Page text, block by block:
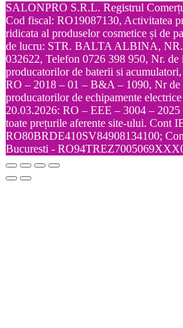
SALONPRO S.R.L. Registrul
Cod fiscal: RO19087130, Activitatea
ridicata al produselor cosmetice și de
de lucru: STR. BALTA ALBINA,
032622, Telefon 0726 398 950, Nr. de
producatorilor de baterii si
RO – 2018 – 01 – B&A – 1090, Nr de
producatorilor de echipamente
20.03.2026: RO – EEE – 3004 – 2025
toate prețurile aferente site-ului. Cont
RO80BRDE410SV84908134100;
Bucuresti -